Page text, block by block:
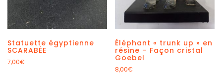
Statuette égyptienne
SCARABÉE
7,00€
Éléphant « trunk up » en
résine – Façon cristal
Goebel
8,00€